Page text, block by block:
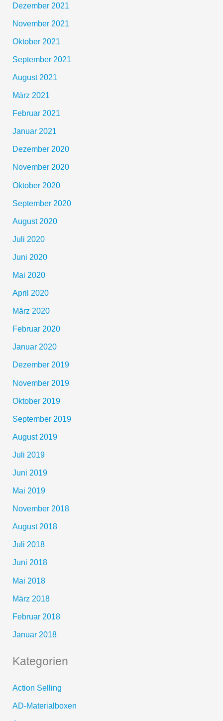
Dezember 2021
November 2021
Oktober 2021
September 2021
August 2021
März 2021
Februar 2021
Januar 2021
Dezember 2020
November 2020
Oktober 2020
September 2020
August 2020
Juli 2020
Juni 2020
Mai 2020
April 2020
März 2020
Februar 2020
Januar 2020
Dezember 2019
November 2019
Oktober 2019
September 2019
August 2019
Juli 2019
Juni 2019
Mai 2019
November 2018
August 2018
Juli 2018
Juni 2018
Mai 2018
März 2018
Februar 2018
Januar 2018
Kategorien
Action Selling
AD-Materialboxen